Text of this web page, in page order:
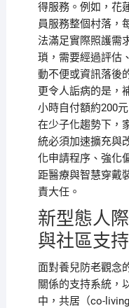
得服務。例如，花
員服務整個村落，
法滿足實際照護需
瑣，需要經過評估
動不便或資訊落後
更令人詬病的是，
小時自付額約200
在少子化趨勢下，
統必須加速擴充與
化申請程序、強化
距醫療與智慧穿戴
責大任。
新型態人
與社區支
面對養兒防老觀念
關係的支持系統，
中，共居（co-